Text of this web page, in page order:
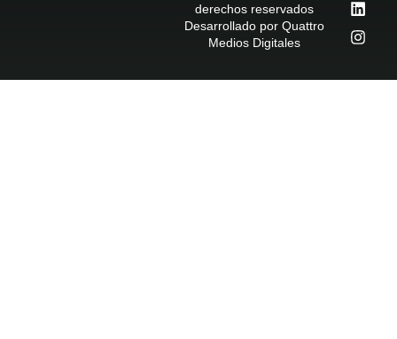
derechos reservados
Desarrollado por Quattro
Medios Digitales